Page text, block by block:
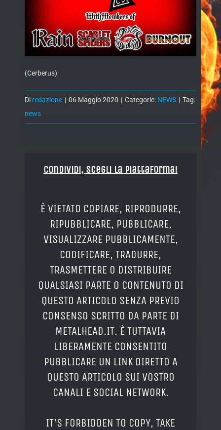
(Cerberus)
Di redazione | 06 Maggio 2020 | Categorie: NEWS | Tag:
news
Condividi, Scegli la piattaforma!
È VIETATO COPIARE, RIPRODURRE,
RIPUBBLICARE, PUBBLICARE,
VISUALIZZARE PUBBLICAMENTE,
CODIFICARE, TRADURRE,
TRASMETTERE O DISTRIBUIRE
QUALSIASI PARTE O CONTENUTO DI
QUESTO ARTICOLO SENZA PREVIO
CONSENSO SCRITTO DA PARTE DI
METALHEAD.IT. È TUTTAVIA
LIBERAMENTE CONSENTITO
PUBBLICARE UN LINK DIRETTO A
QUESTO ARTICOLO SUI VOSTRO
CANALI E SOCIAL NETWORK.
IT'S FORBIDDEN TO COPY, TAKE